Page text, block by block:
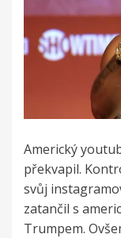
Americký
překvapil.
svůj
zatančil s
Trumpem.